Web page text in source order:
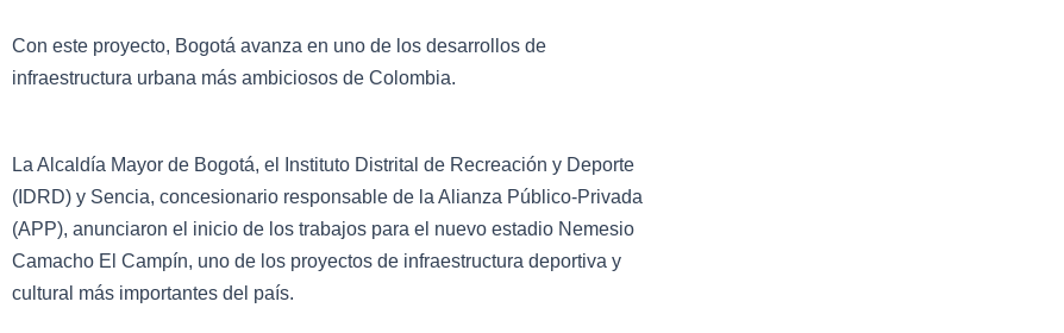
Con este proyecto, Bogotá avanza en uno de los desarrollos de
infraestructura urbana más ambiciosos de Colombia.
La Alcaldía Mayor de Bogotá, el Instituto Distrital de Recreación y Deporte
(IDRD) y Sencia, concesionario responsable de la Alianza Público-Privada
(APP), anunciaron el inicio de los trabajos para el nuevo estadio Nemesio
Camacho El Campín, uno de los proyectos de infraestructura deportiva y
cultural más importantes del país.